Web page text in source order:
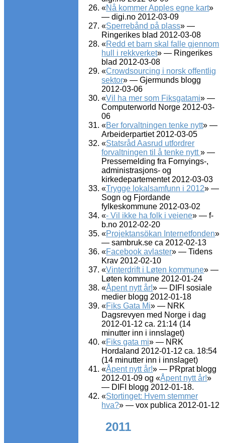
«Nå kommer Apples egne kart»
— digi.no 2012-03-09
«Sperrebånd på plass» —
Ringerikes blad 2012-03-08
«Redd et barn skal falle gjennom
hull i rekkverket» — Ringerikes
blad 2012-03-08
«Crowdsourcing i norsk offentlig
sektor» — Gjermunds blogg
2012-03-06
«Vil ha mer som Fiksgatami» —
Computerworld Norge 2012-03-
06
«Ber forvaltningen tenke nytt» —
Arbeiderpartiet 2012-03-05
«Statsråd Aasrud utfordrer
forvaltningen til å tenke nytt» —
Pressemelding fra Fornyings-,
administrasjons- og
kirkedepartementet 2012-03-03
«Trygge lokalsamfunn i 2012» —
Sogn og Fjordande
fylkeskommune 2012-03-02
«- Vil ikke ha folk i veiene» — f-
b.no 2012-02-20
«Projektansökan Internetfonden»
— sambruk.se ca 2012-02-13
«Facebook avlaster» — Tidens
Krav 2012-02-10
«Vinterdrift i Løten kommune» —
Løten kommune 2012-01-24
«Åpent nytt år!» — DIFI sosiale
medier blogg 2012-01-18
«Fiks Gata Mi» — NRK
Dagsrevyen med Norge i dag
2012-01-12 ca. 21:14 (14
minutter inn i innslaget)
«Fiks gata mi» — NRK
Hordaland 2012-01-12 ca. 18:54
(14 minutter inn i innslaget)
«Åpent nytt år!» — PRprat blogg
2012-01-09 og «Åpent nytt år!»
— DIFI blogg 2012-01-18.
«Stortinget: Hvem stemmer
hva?» — vox publica 2012-01-12
2011